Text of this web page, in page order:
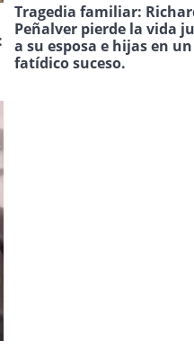
Tragedia familiar:
Peñalver pierde la vida
a su esposa e hijas en un
fatídico suceso.